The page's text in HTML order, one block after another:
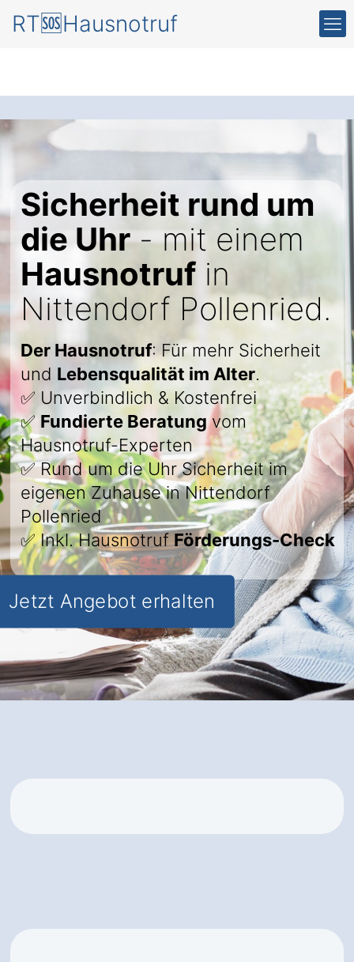
RT🆘Hausnotruf
Sicherheit rund um
die Uhr- mit einem
Hausnotruf in
Nittendorf Pollenried.
Der Hausnotruf: Für mehr Sicherheit
und Lebensqualität im Alter.
✅ Unverbindlich & Kostenfrei
✅ Fundierte Beratungvom
Hausnotruf-Experten
✅ Rund um die Uhr Sicherheit im
eigenen Zuhause in Nittendorf
Pollenried
✅ Inkl. HausnotrufFörderungs-Check
Jetzt Angebot erhalten